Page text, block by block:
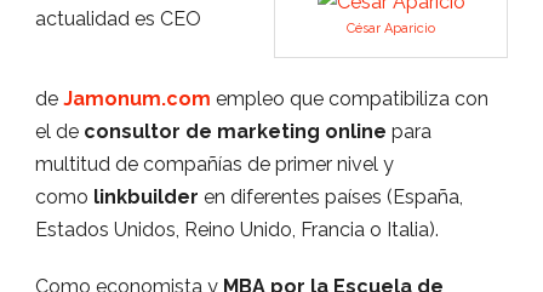
César Aparicio
actualidad es CEO
de Jamonum.com empleo que compatibiliza con
el de consultor de marketing online para
multitud de compañías de primer nivel y
como linkbuilder en diferentes países (España,
Estados Unidos, Reino Unido, Francia o Italia).
Como economista y MBA por la Escuela de